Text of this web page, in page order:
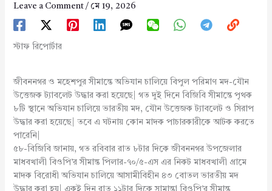
Leave a Comment / মে 19, 2026
স্টাফ রিপোর্টার
জীবননগর ও মহেশপুর সীমান্তে অভিযান চালিয়ে বিপুল পরিমাণ মদ-যৌন
উত্তেজক ট্যাবলেট উদ্ধার করা হয়েছে| গত দুই দিনে বিজিবি সীমান্তে পৃথক
৮টি স্থানে অভিযান চালিয়ে ভারতীয় মদ, যৌন উত্তেজক ট্যাবলেট ও সিরাপ
উদ্ধার করা হয়েছে| তবে এ ঘটনায় কোন মাদক পাচারকারীকে আটক করতে
পারেনি|
৫৮-বিজিবি জানায়, গত রবিবার রাত ৮টার দিকে জীবননগর উপজেলার
মাধবখালী বিওপি’র সীমান্ত পিলার-৭০/৫-এস এর নিকট মাধবখালী গ্রামে
মাদক বিরোধী অভিযান চালিয়ে আসামীবিহীন ৪৩ বোতল ভারতীয় মদ
উদ্ধার করা হয়| একই দিন রাত ১১টার দিকে সামান্তা বিওপি’র সীমান্ত